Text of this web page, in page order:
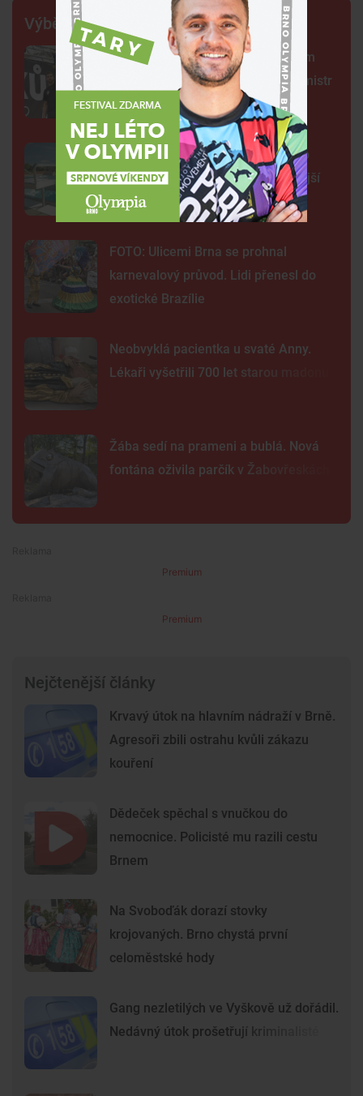
Výběr šéfredaktora
Centrum Brna ovládli šermíři. Jsem
jako Kung Fu Panda, řekl čerstvý mistr
světa
Na plovárně ve Znojmě se popralo
třicet lidí. Přibudou kamery i častější
hlídky
FOTO: Ulicemi Brna se prohnal
karnevalový průvod. Lidi přenesl do
exotické Brazílie
Neobvyklá pacientka u svaté Anny.
Lékaři vyšetřili 700 let starou madonu
Žába sedí na prameni a bublá. Nová
fontána oživila parčík v Žabovřeskách
Premium
Premium
Nejčtenější články
Krvavý útok na hlavním nádraží v Brně.
Agresoři zbili ostrahu kvůli zákazu
kouření
Dědeček spěchal s vnučkou do
nemocnice. Policisté mu razili cestu
Brnem
Na Svoboďák dorazí stovky
krojovaných. Brno chystá první
celoměstské hody
Gang nezletilých ve Vyškově už dořádil.
Nedávný útok prošetřují kriminalisté